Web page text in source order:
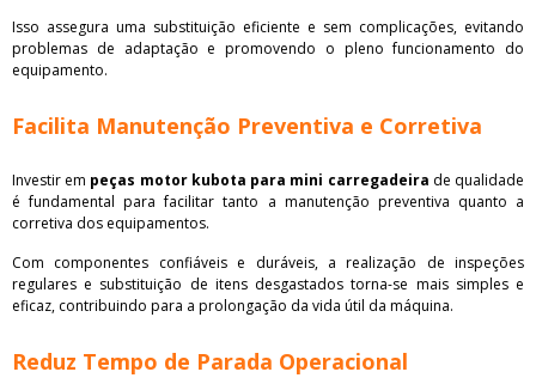
Isso assegura uma substituição eficiente e sem complicações, evitando
problemas de adaptação e promovendo o pleno funcionamento do
equipamento.
Facilita Manutenção Preventiva e Corretiva
Investir em peças motor kubota para mini carregadeira de qualidade
é fundamental para facilitar tanto a manutenção preventiva quanto a
corretiva dos equipamentos.
Com componentes confiáveis e duráveis, a realização de inspeções
regulares e substituição de itens desgastados torna-se mais simples e
eficaz, contribuindo para a prolongação da vida útil da máquina.
Reduz Tempo de Parada Operacional